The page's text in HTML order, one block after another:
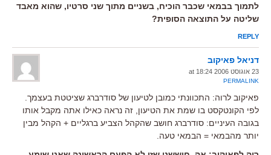
לתמוך בבמאי שכבר הוכיח, בשניים מתוך שני סרטיו, שהוא מאבד
שליטה על התוצאה הסופית?
REPLY
דניאל פאיקוב
23 אוגוסט 2006 at 18:24
PERMALINK
פאיקוב לרוה: התכוונתי כמובן לטיעון של סודרברג שציטטת בעצמך.
לפי הקונטקסט בו שמת את הטיעון, זה נראה כאילו אתה מקבל אותו
בגובה העיניים: סודרברג חושב שהקהל הצביע ברגליים + הקהל מבין
יותר מהבמאי = הבמאי טעה.